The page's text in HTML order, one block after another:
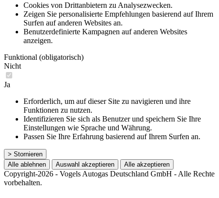
Cookies von Drittanbietern zu Analysezwecken.
Zeigen Sie personalisierte Empfehlungen basierend auf Ihrem
Surfen auf anderen Websites an.
Benutzerdefinierte Kampagnen auf anderen Websites
anzeigen.
Funktional (obligatorisch)
Nicht
Ja
Erforderlich, um auf dieser Site zu navigieren und ihre
Funktionen zu nutzen.
Identifizieren Sie sich als Benutzer und speichern Sie Ihre
Einstellungen wie Sprache und Währung.
Passen Sie Ihre Erfahrung basierend auf Ihrem Surfen an.
> Stornieren
Alle ablehnen
Auswahl akzeptieren Alle akzeptieren
Copyright-2026 - Vogels Autogas Deutschland GmbH - Alle Rechte
vorbehalten.